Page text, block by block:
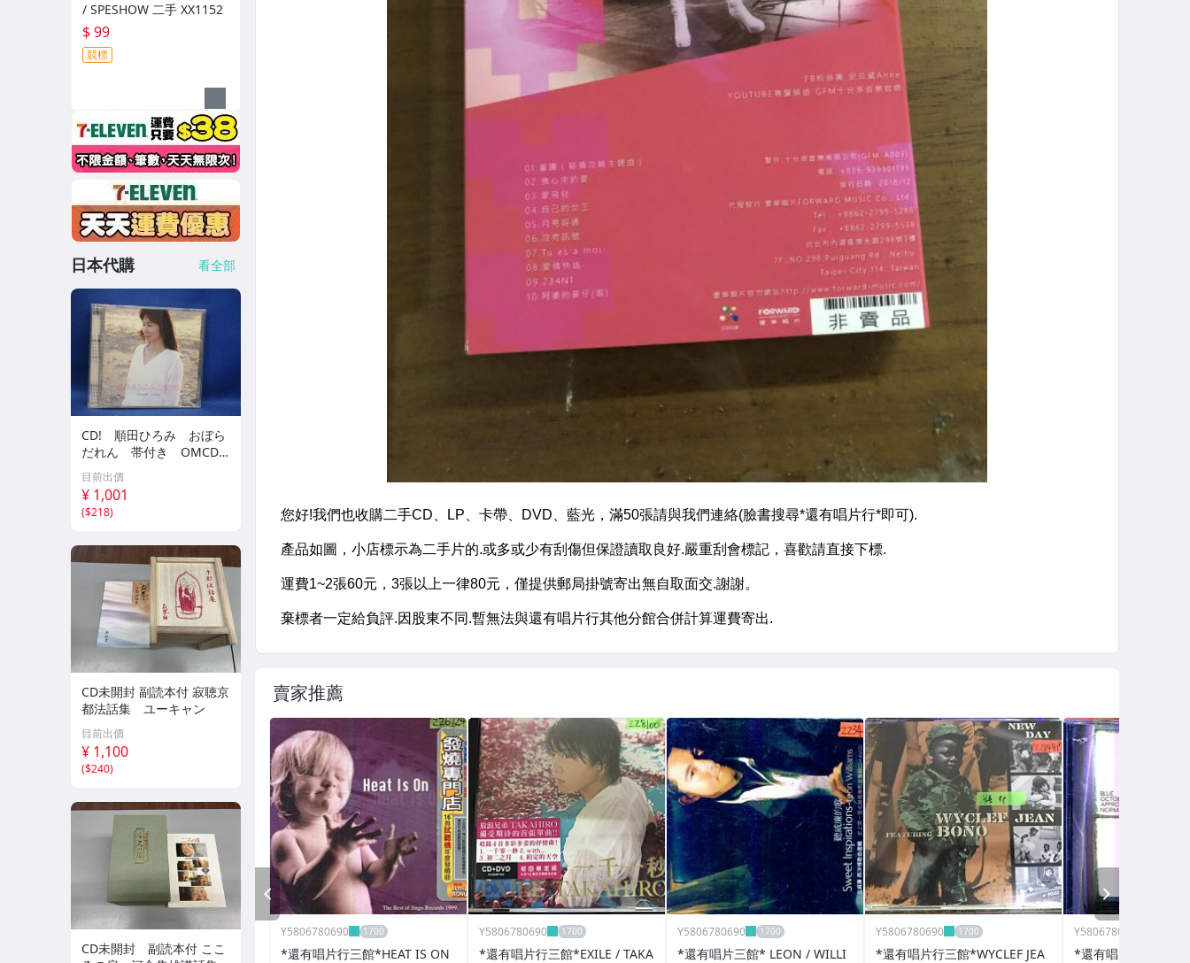
賣家推薦
Y5806780690
*還有唱片行三館*HEAT IS ON
Y5806780690
*還有唱片行三館*EXILE / TAKA
Y5806780690
*還有唱片三館* LEON / WILLI
Y5806780690
*還有唱片行三館*WYCLEF JEA
Y5806780690
*還有唱片三館*
PREV
/ SPESHOW 二手 XX1152
$ 99
競標
日本代購 看全部
CD! 順田ひろみ おぼら
だれん 帯付き OMCD-1
6 42405
目前出價
¥ 1,001
($218)
CD未開封 副読本付 寂聴京
都法話集 ユーキャン
目前出價
¥ 1,100
($240)
CD未開封 副読本付 ここ